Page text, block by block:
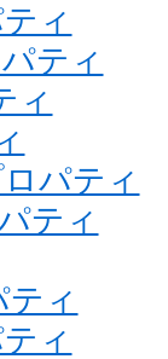
ィ
ティ
ィ
パティ
ティ
ィ
ィ